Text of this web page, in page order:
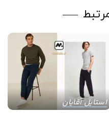
استایل آقایان